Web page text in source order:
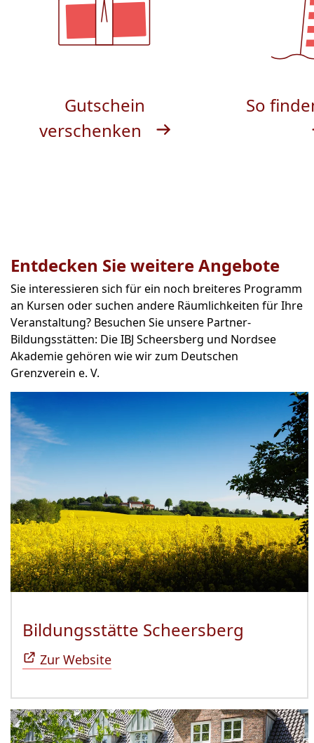
Gutschein
verschenken
So
Entdecken Sie weitere Angebote
Sie interessieren sich für ein noch breiteres Programm
an Kursen oder suchen andere Räumlichkeiten für Ihre
Veranstaltung? Besuchen Sie unsere Partner-
Bildungsstätten: Die IBJ Scheersberg und Nordsee
Akademie gehören wie wir zum Deutschen
Grenzverein e. V.
Bildungsstätte Scheersberg
Zur Website